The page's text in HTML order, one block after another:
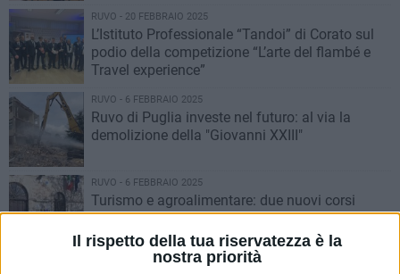
Il rispetto della tua riservatezza è la
nostra priorità
RUVO - 20 FEBBRAIO 2025
L’Istituto Professionale “Tandoi” di Corato sul
podio della competizione “L’arte del flambé e
Travel experience”
RUVO - 6 FEBBRAIO 2025
Ruvo di Puglia investe nel futuro: al via la
demolizione della "Giovanni XXIII"
RUVO - 6 FEBBRAIO 2025
Turismo e agroalimentare: due nuovi corsi
attivi all'ITET Tannoia
RUVO - 4 FEBBRAIO 2025